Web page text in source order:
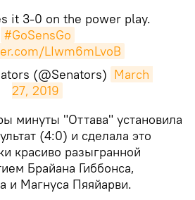
it 3-0 on the power play.
#GoSensGo
LIwm6mLvoB
(@Senators) March
27, 2019
минуты "Оттава" установила
(4:0) и сделала это
красиво разыгранной
Брайана Гиббонса,
и Магнуса Пяяйарви.